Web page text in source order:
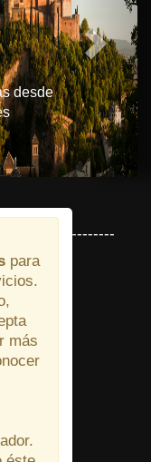
desde
WEB----------
para
más